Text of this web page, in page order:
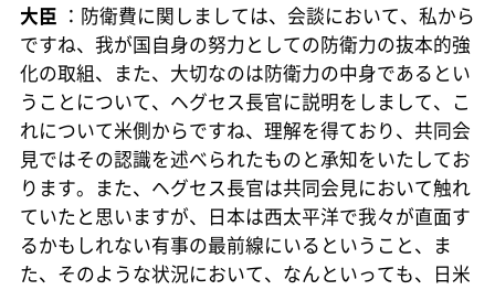
大臣 ：防衛費に関しましては、会談において、私から
ですね、我が国自身の努力としての防衛力の抜本的強
化の取組、また、大切なのは防衛力の中身であるとい
うことについて、ヘグセス長官に説明をしまして、こ
れについて米側からですね、理解を得ており、共同会
見ではその認識を述べられたものと承知をいたしてお
ります。また、ヘグセス長官は共同会見において触れ
ていたと思いますが、日本は西太平洋で我々が直面す
るかもしれない有事の最前線にいるということ、ま
た、そのような状況において、なんといっても、日米